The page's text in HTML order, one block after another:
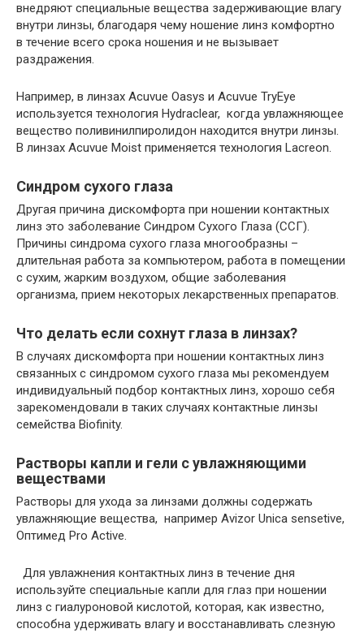
внедряют специальные вещества задерживающие влагу
внутри линзы, благодаря чему ношение линз комфортно
в течение всего срока ношения и не вызывает
раздражения.
Например, в линзах Acuvue Oasys и Acuvue TryEye
используется технология Hydraclear, когда увлажняющее
вещество поливинилпиролидон находится внутри линзы.
В линзах Acuvue Moist применяется технология Lacreon.
Синдром сухого глаза
Другая причина дискомфорта при ношении контактных
линз это заболевание Синдром Сухого Глаза (ССГ).
Причины синдрома сухого глаза многообразны –
длительная работа за компьютером, работа в помещении
с сухим, жарким воздухом, общие заболевания
организма, прием некоторых лекарственных препаратов.
Что делать если сохнут глаза в линзах?
В случаях дискомфорта при ношении контактных линз
связанных с синдромом сухого глаза мы рекомендуем
индивидуальный подбор контактных линз, хорошо себя
зарекомендовали в таких случаях контактные линзы
семейства Biofinity.
Растворы капли и гели с увлажняющими
веществами
Растворы для ухода за линзами должны содержать
увлажняющие вещества, например Avizor Unica sensetive,
Оптимед Pro Active.
Для увлажнения контактных линз в течение дня
используйте специальные капли для глаз при ношении
линз с гиалуроновой кислотой, которая, как известно,
способна удерживать влагу и восстанавливать слезную